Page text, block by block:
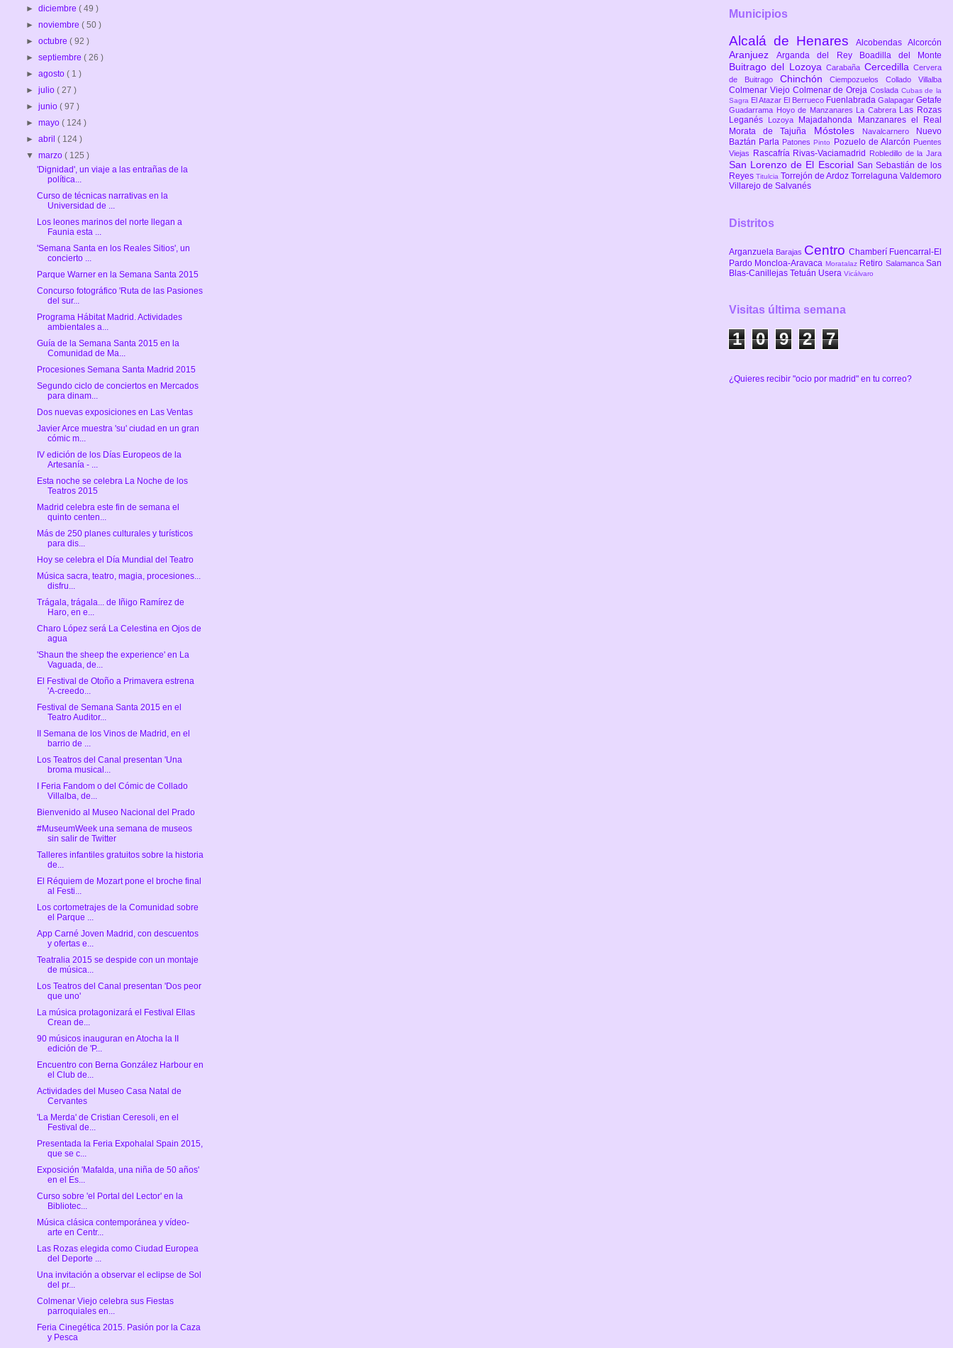
►diciembre( 49 )
►noviembre( 50 )
►octubre( 92 )
►septiembre( 26 )
►agosto( 1 )
►julio( 27 )
►junio( 97 )
►mayo( 124 )
►abril( 124 )
▼marzo( 125 )
'Dignidad', un viaje a las entrañas de la
política...
Curso de técnicas narrativas en la
Universidad de ...
Los leones marinos del norte llegan a
Faunia esta ...
'Semana Santa en los Reales Sitios', un
concierto ...
Parque Warner en la Semana Santa 2015
Concurso fotográfico 'Ruta de las Pasiones
del sur...
Programa Hábitat Madrid. Actividades
ambientales a...
Guía de la Semana Santa 2015 en la
Comunidad de Ma...
Procesiones Semana Santa Madrid 2015
Segundo ciclo de conciertos en Mercados
para dinam...
Dos nuevas exposiciones en Las Ventas
Javier Arce muestra 'su' ciudad en un gran
cómic m...
IV edición de los Días Europeos de la
Artesanía - ...
Esta noche se celebra La Noche de los
Teatros 2015
Madrid celebra este fin de semana el
quinto centen...
Más de 250 planes culturales y turísticos
para dis...
Hoy se celebra el Día Mundial del Teatro
Música sacra, teatro, magia, procesiones...
disfru...
Trágala, trágala... de Iñigo Ramírez de
Haro, en e...
Charo López será La Celestina en Ojos de
agua
'Shaun the sheep the experience' en La
Vaguada, de...
El Festival de Otoño a Primavera estrena
'A-creedo...
Festival de Semana Santa 2015 en el
Teatro Auditor...
II Semana de los Vinos de Madrid, en el
barrio de ...
Los Teatros del Canal presentan 'Una
broma musical...
I Feria Fandom o del Cómic de Collado
Villalba, de...
Bienvenido al Museo Nacional del Prado
#MuseumWeek una semana de museos
sin salir de Twitter
Talleres infantiles gratuitos sobre la historia
de...
El Réquiem de Mozart pone el broche final
al Festi...
Los cortometrajes de la Comunidad sobre
el Parque ...
App Carné Joven Madrid, con descuentos
y ofertas e...
Teatralia 2015 se despide con un montaje
de música...
Los Teatros del Canal presentan 'Dos peor
que uno'
La música protagonizará el Festival Ellas
Crean de...
90 músicos inauguran en Atocha la II
edición de 'P...
Encuentro con Berna González Harbour en
el Club de...
Actividades del Museo Casa Natal de
Cervantes
'La Merda' de Cristian Ceresoli, en el
Festival de...
Presentada la Feria Expohalal Spain 2015,
que se c...
Exposición 'Mafalda, una niña de 50 años'
en el Es...
Curso sobre 'el Portal del Lector' en la
Bibliotec...
Música clásica contemporánea y vídeo-
arte en Centr...
Las Rozas elegida como Ciudad Europea
del Deporte ...
Una invitación a observar el eclipse de Sol
del pr...
Colmenar Viejo celebra sus Fiestas
parroquiales en...
Feria Cinegética 2015. Pasión por la Caza
y Pesca
Municipios
Alcalá de Henares Alcobendas Alcorcón
AranjuezArganda del Rey Boadilla del Monte
Buitrago del LozoyaCarabaña CercedillaCervera
de Buitrago ChinchónCiempozuelosCollado Villalba
Colmenar Viejo Colmenar de Oreja Coslada Cubas de la
Sagra El Atazar El Berrueco Fuenlabrada Galapagar Getafe
Guadarrama Hoyo de Manzanares La Cabrera Las Rozas
Leganés
Lozoya Majadahonda
Manzanares el Real
Morata de Tajuña Móstoles Navalcarnero
Nuevo
Baztán Parla PatonesPinto Pozuelo de Alarcón Puentes
Viejas
Rascafría Rivas-Vaciamadrid Robledillo de la Jara
San Lorenzo de El Escorial San Sebastián de los
Reyes Titulcia Torrejón de Ardoz Torrelaguna Valdemoro
Villarejo de Salvanés
Distritos
Arganzuela Barajas Centro Chamberí Fuencarral-El
Pardo Moncloa-Aravaca Moratalaz Retiro SalamancaSan
Blas-Canillejas Tetuán Usera Vicálvaro
Visitas última semana
1 0 9 2 7
¿Quieres recibir "ocio por madrid" en tu correo?